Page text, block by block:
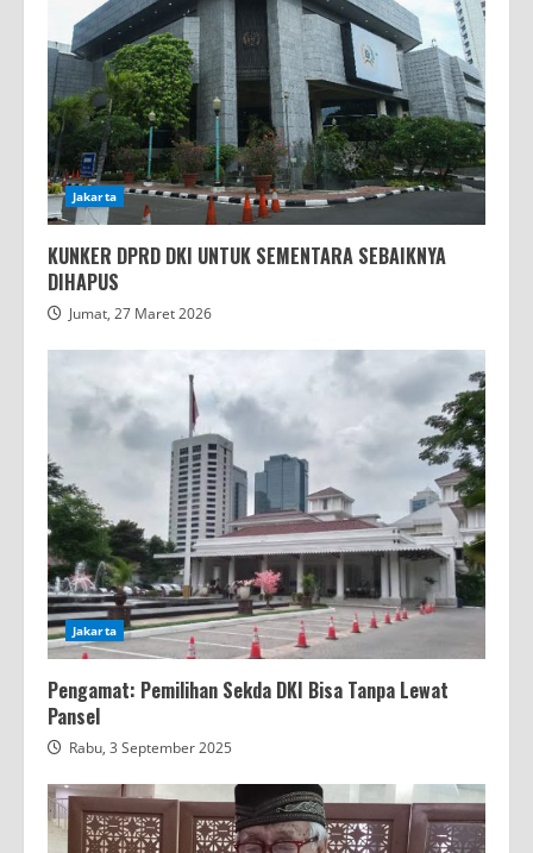
Jakarta
KUNKER DPRD DKI UNTUK SEMENTARA SEBAIKNYA
DIHAPUS
Jumat, 27 Maret 2026
Jakarta
Pengamat: Pemilihan Sekda DKI Bisa Tanpa Lewat
Pansel
Rabu, 3 September 2025